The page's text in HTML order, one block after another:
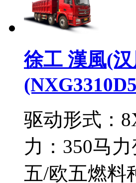
徐工 漢風(
驱动形式：
力： 350马力
五/欧五燃料